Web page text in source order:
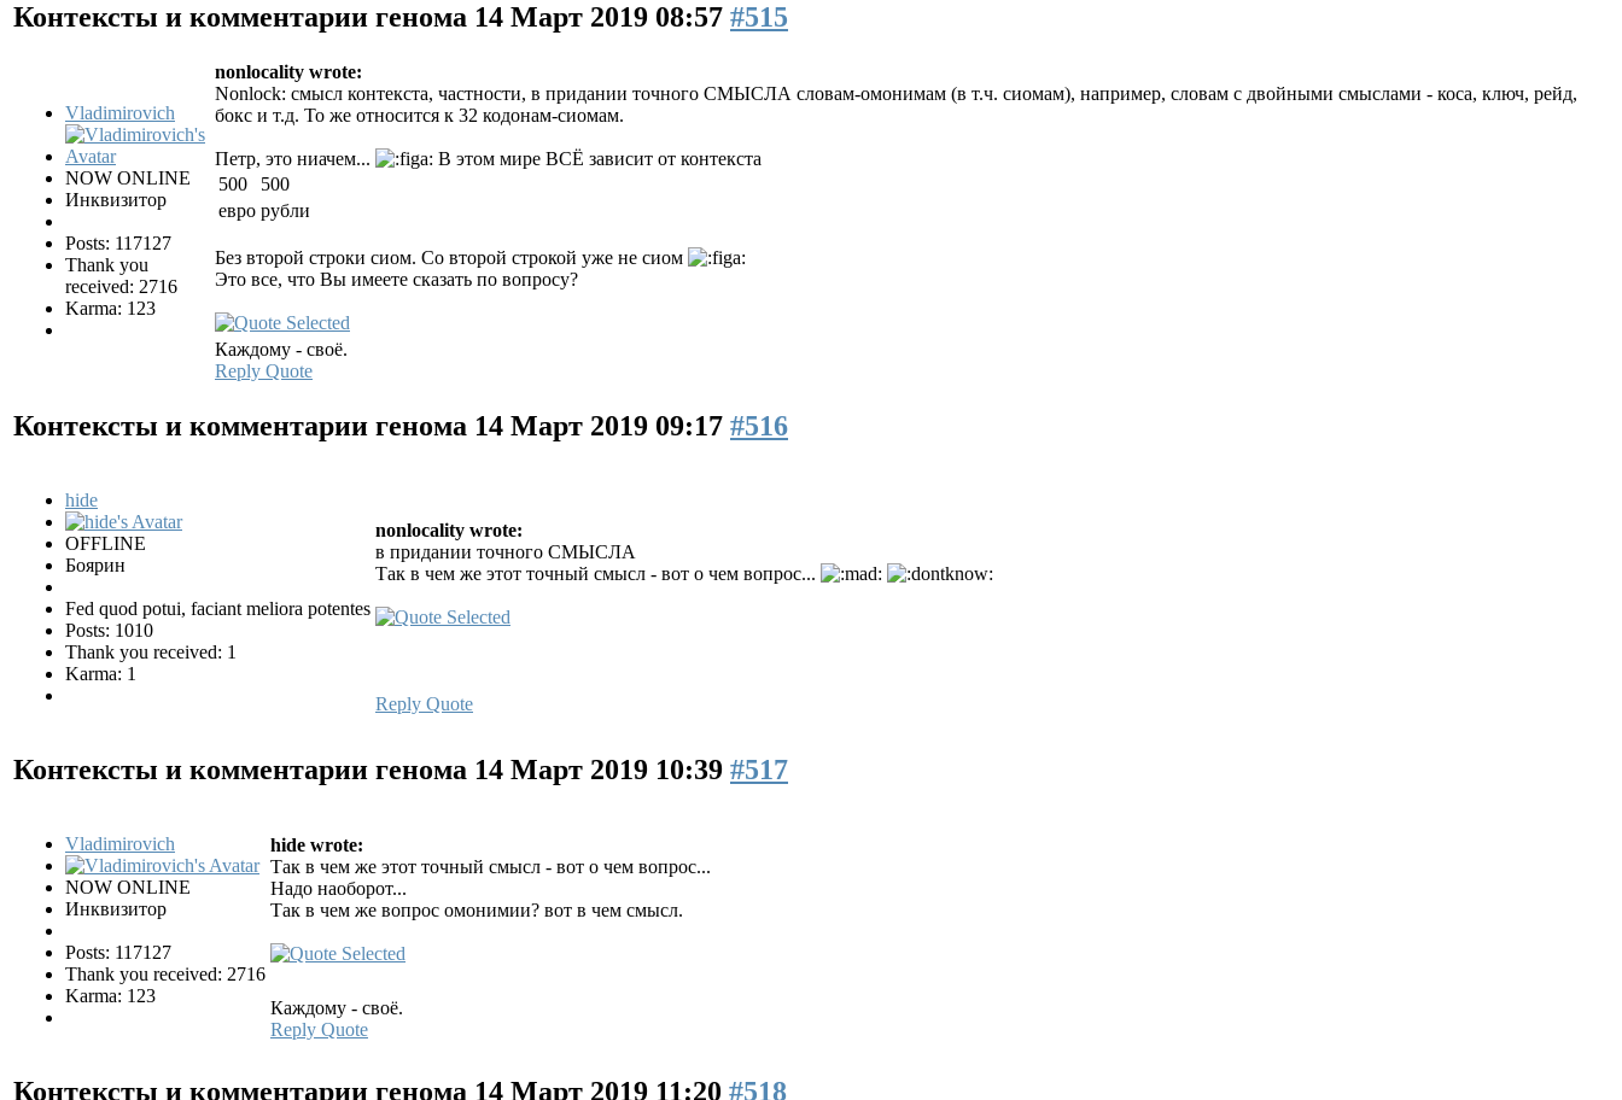
Контексты и комментарии генома 14 Март 2019 08:57 #515
Vladimirovich
NOW ONLINE
Инквизитор
Posts: 117127
Thank you
received: 2716
Karma: 123
nonlocality wrote:
Nonlock: смысл контекста, частности, в придании точного СМЫСЛА словам-омонимам (в т.ч. сиомам), например, словам с двойными смыслами - коса, ключ, рейд,
бокс и т.д. То же относится к 32 кодонам-сиомам.
Петр, это ниачем...
В этом мире ВСЁ зависит от контекста
500
500
евро рубли
Без второй строки сиом. Со второй строкой уже не сиом
Это все, что Вы имеете сказать по вопросу?
Каждому - своё.
Reply Quote
Контексты и комментарии генома 14 Март 2019 09:17 #516
hide
OFFLINE
Боярин
Fed quod potui, faciant meliora potentes
Posts: 1010
Thank you received: 1
Karma: 1
nonlocality wrote:
в придании точного СМЫСЛА
Так в чем же этот точный смысл - вот о чем вопрос...
Reply Quote
Контексты и комментарии генома 14 Март 2019 10:39 #517
Vladimirovich
NOW ONLINE
Инквизитор
Posts: 117127
Thank you received: 2716
Karma: 123
hide wrote:
Так в чем же этот точный смысл - вот о чем вопрос...
Надо наоборот...
Так в чем же вопрос омонимии? вот в чем смысл.
Каждому - своё.
Reply Quote
Контексты и комментарии генома 14 Март 2019 11:20 #518